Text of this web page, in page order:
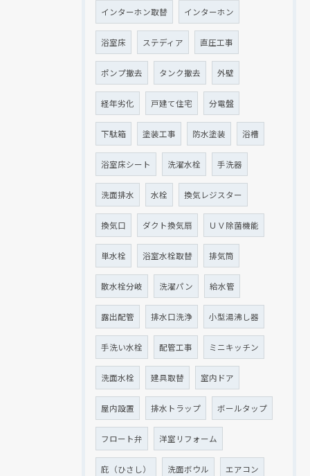
インターホン取替 インターホン
浴室床 ステディア 直圧工事
ポンプ撤去 タンク撤去 外壁
経年劣化 戸建て住宅 分電盤
下駄箱 塗装工事 防水塗装 浴槽
浴室床シート 洗濯水栓 手洗器
洗面排水 水栓 換気レジスター
換気口 ダクト換気扇 ＵＶ除菌機能
単水栓 浴室水栓取替 排気筒
散水栓分岐 洗濯パン 給水管
露出配管 排水口洗浄 小型湯沸し器
手洗い水栓 配管工事 ミニキッチン
洗面水栓 建具取替 室内ドア
屋内設置 排水トラップ ボールタップ
フロート弁 洋室リフォーム
庇（ひさし） 洗面ボウル エアコン